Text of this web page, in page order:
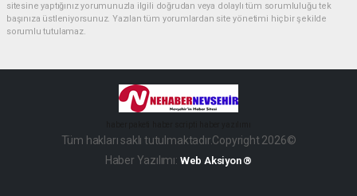
sitesine yaptığınız yorumunuzla ilgili doğrudan veya dolaylı tüm sorumluluğu tek
başınıza üstleniyorsunuz. Yazılan tüm yorumlardan site yönetimi hiçbir şekilde
sorumlu tutulamaz.
Tüm hakları saklı tutulmaktadır.Copyright 2026©
Haber Yazılımı: Web Aksiyon ®